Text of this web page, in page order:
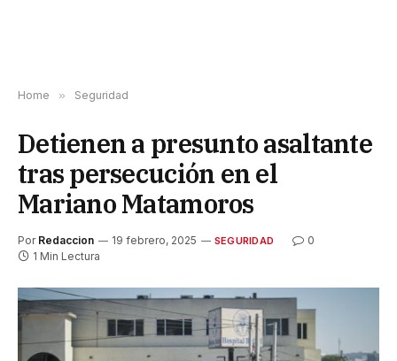
Home » Seguridad
Detienen a presunto asaltante
tras persecución en el
Mariano Matamoros
Por Redaccion 19 febrero, 2025 SEGURIDAD
0
1 Min Lectura